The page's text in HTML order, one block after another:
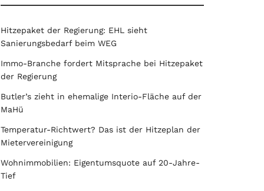
Hitzepaket der Regierung: EHL sieht
Sanierungsbedarf beim WEG
Immo-Branche fordert Mitsprache bei Hitzepaket
der Regierung
Butler’s zieht in ehemalige Interio-Fläche auf der
MaHü
Temperatur-Richtwert? Das ist der Hitzeplan der
Mietervereinigung
Wohnimmobilien: Eigentumsquote auf 20-Jahre-
Tief